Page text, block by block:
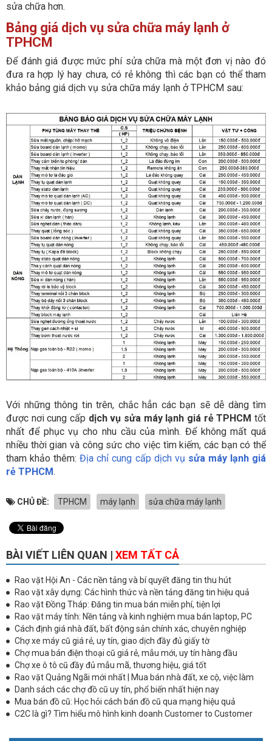
sửa chữa hơn.
Bảng giá dịch vụ sửa chữa máy lạnh ở
TPHCM
Để đánh giá được mức phí sửa chữa mà một đơn vị nào đó
đưa ra hợp lý hay chưa, có rẻ không thì các bạn có thể tham
khảo bảng giá dịch vụ sửa chữa máy lạnh ở TPHCM sau:
Với những thông tin trên, chắc hẳn các bạn sẽ dễ dàng tìm
được nơi cung cấp dịch vụ sửa máy lạnh giá rẻ TPHCM tốt
nhất để phục vụ cho nhu cầu của mình. Để không mất quá
nhiều thời gian và công sức cho việc tìm kiếm, các bạn có thể
tham khảo thêm:Địa chỉ cung cấp dịch vụ sửa máy lạnh giá
rẻ TPHCM.
CHỦ ĐỀ: TPHCM máy lạnh sửa chữa máy lạnh
BÀI VIẾT LIÊN QUAN | XEM TẤT CẢ
Rao vặt Hội An - Các nền tảng và bí quyết đăng tin thu hút
Rao vặt xây dựng: Các hình thức và nền tảng đăng tin hiệu quả
Rao vặt Đồng Tháp: Đăng tin mua bán miễn phí, tiện lợi
Rao vặt máy tính: Nền tảng và kinh nghiệm mua bán laptop, PC
Cách định giá nhà đất, bất động sản chính xác, chuyên nghiệp
Chợ xe máy cũ giá rẻ, uy tín, giao dịch đầy đủ giấy tờ
Chợ mua bán điện thoại cũ giá rẻ, mẫu mới, uy tín hàng đầu
Chợ xe ô tô cũ đầy đủ mẫu mã, thương hiệu, giá tốt
Rao vặt Quảng Ngãi mới nhất | Mua bán nhà đất, xe cộ, việc làm
Danh sách các chợ đồ cũ uy tín, phổ biến nhất hiện nay
Mua bán đồ cũ: Học hỏi cách bán đồ cũ qua mạng hiệu quả
C2C là gì? Tìm hiểu mô hình kinh doanh Customer to Customer